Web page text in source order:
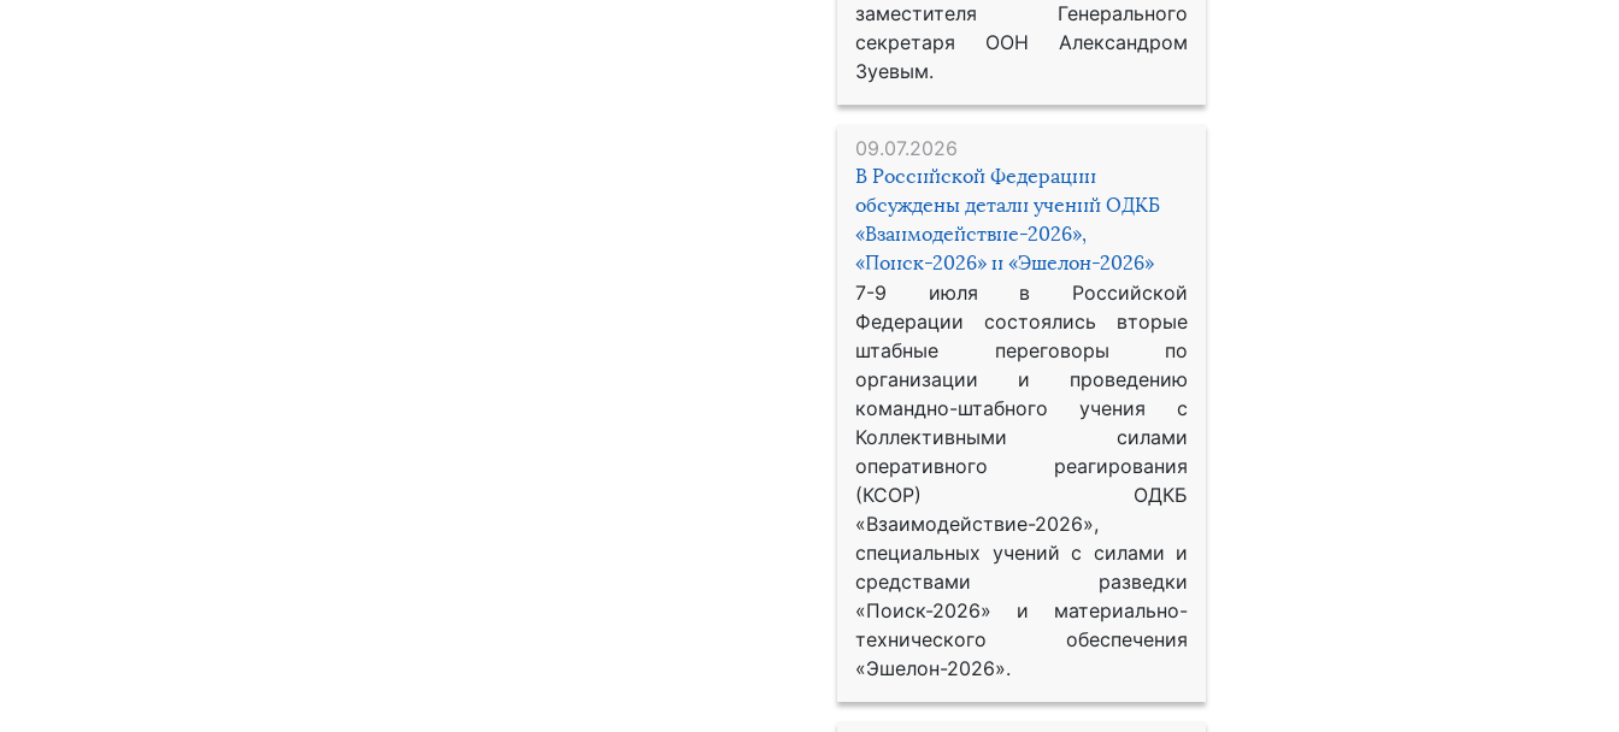
заместителя Генерального
секретаря ООН Александром
Зуевым.
09.07.2026
В Российской Федерации
обсуждены детали учений ОДКБ
«Взаимодействие-2026»,
«Поиск-2026» и «Эшелон-2026»
7-9 июля в Российской
Федерации состоялись вторые
штабные переговоры по
организации и проведению
командно-штабного учения с
Коллективными силами
оперативного реагирования
(КСОР) ОДКБ
«Взаимодействие-2026»,
специальных учений с силами и
средствами разведки
«Поиск-2026» и материально-
технического обеспечения
«Эшелон-2026».